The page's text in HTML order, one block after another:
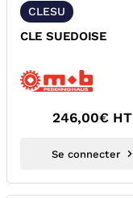
CLESU
CLE SUEDOISE
246,00€ HT
Se connecter